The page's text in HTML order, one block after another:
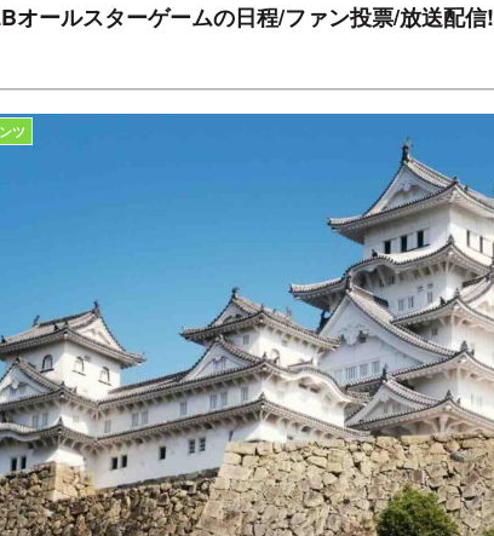
オールスターゲームの日程/ファン投票/放送配信!
ツ